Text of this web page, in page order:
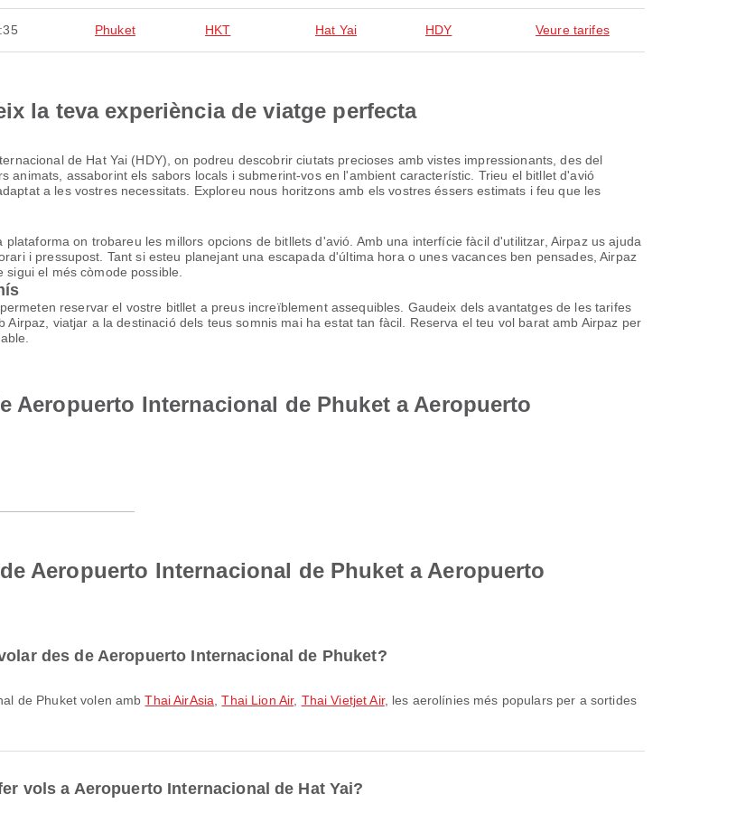
Phuket HKT Hat Yai HDY Veure tarifes
la teva experiència de viatge perfecta
de Hat Yai (HDY), on podreu descobrir ciutats precioses amb vistes impressionants, des del
animats, assaborint els sabors locals i submerint-vos en l'ambient característic. Trieu el bitllet d'avió
a les vostres necessitats. Exploreu nous horitzons amb els vostres éssers estimats i feu que les
on trobareu les millors opcions de bitllets d'avió. Amb una interfície fàcil d'utilitzar, Airpaz us ajuda
i pressupost. Tant si esteu planejant una escapada d'última hora o unes vacances ben pensades, Airpaz
el més còmode possible.
reservar el vostre bitllet a preus increïblement assequibles. Gaudeix dels avantatges de les tarifes
viatjar a la destinació dels teus somnis mai ha estat tan fàcil. Reserva el teu vol barat amb Airpaz per
Aeropuerto Internacional de Phuket a Aeropuerto
Aeropuerto Internacional de Phuket a Aeropuerto
des de Aeropuerto Internacional de Phuket?
de Phuket volen ambThai AirAsia ,Thai Lion Air, Thai Vietjet Air, les aerolínies més populars per a sortides
vols a Aeropuerto Internacional de Hat Yai?